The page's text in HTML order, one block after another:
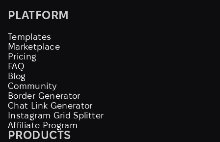
PLATFORM
Templates
Marketplace
Pricing
FAQ
Blog
Community
Border Generator
Chat Link Generator
Instagram Grid Splitter
Affiliate Program
PRODUCTS